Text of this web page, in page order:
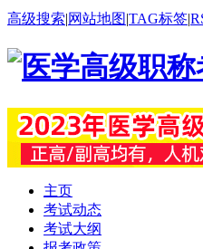
高级搜索|网站地图|TAG标签|
主页
考试动态
考试大纲